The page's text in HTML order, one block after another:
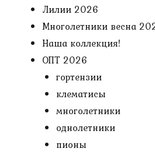
Лилии 2026
Многолетники весна
Наша коллекция!
ОПТ 2026
гортензии
клематисы
многолетники
однолетники
пионы